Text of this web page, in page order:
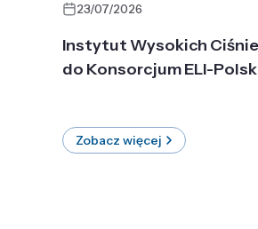
23/07/2026
Instytut Wysokich
do Konsorcjum ELI-
Zobacz więcej